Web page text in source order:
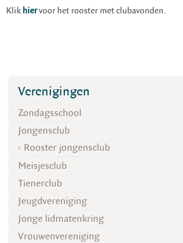
Klik hiervoor het rooster met clubavonden.
Verenigingen
Zondagsschool
Jongensclub
Rooster jongensclub
Meisjesclub
Tienerclub
Jeugdvereniging
Jonge lidmatenkring
Vrouwenvereniging